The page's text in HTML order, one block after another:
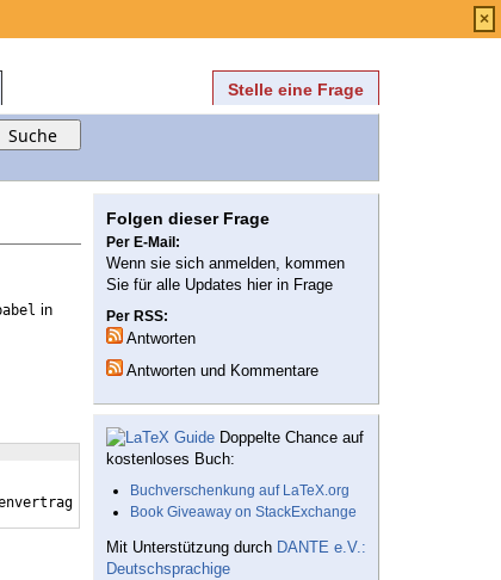
Stelle eine Frage
in
Folgen dieser Frage
Per E-Mail:
Wenn sie sich anmelden, kommen
Sie für alle Updates hier in Frage
Per RSS:
Antworten
Antworten und Kommentare
Doppelte Chance auf
kostenloses Buch:
Buchverschenkung auf LaTeX.org
Book Giveaway on StackExchange
Mit Unterstützung durch DANTE e.V.:
Deutschsprachige
×